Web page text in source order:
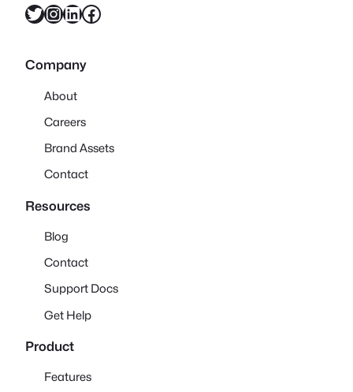
Twitter InstagramLinkedIn Facebook
Company
About
Careers
Brand Assets
Contact
Resources
Blog
Contact
Support Docs
Get Help
Product
Features